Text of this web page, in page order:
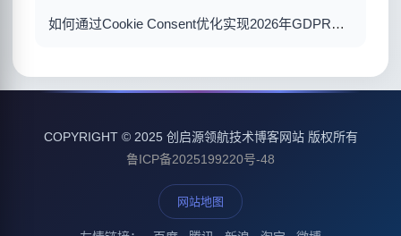
如何通过Cookie Consent优化实现2026年GDPR合规与用户体验双赢
COPYRIGHT © 2025 创启源领航技术博客网站 版权所有
鲁ICP备2025199220号-48
网站地图